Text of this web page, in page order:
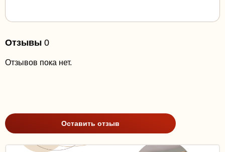
Отзывы 0
Отзывов пока нет.
Оставить отзыв